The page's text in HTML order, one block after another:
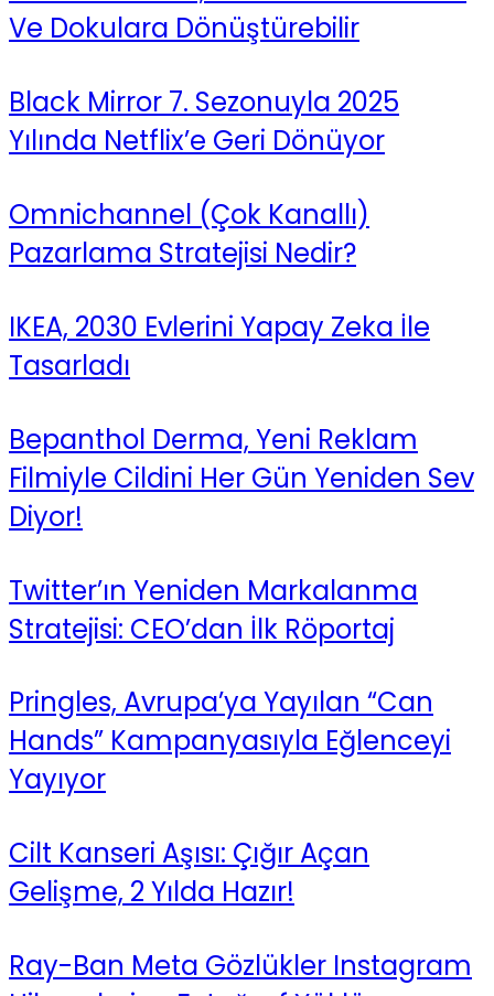
Ve Dokulara Dönüştürebilir
Black Mirror 7. Sezonuyla 2025
Yılında Netflix’e Geri Dönüyor
Omnichannel (Çok Kanallı)
Pazarlama Stratejisi Nedir?
IKEA, 2030 Evlerini Yapay Zeka İle
Tasarladı
Bepanthol Derma, Yeni Reklam
Filmiyle Cildini Her Gün Yeniden Sev
Diyor!
Twitter’ın Yeniden Markalanma
Stratejisi: CEO’dan İlk Röportaj
Pringles, Avrupa’ya Yayılan “Can
Hands” Kampanyasıyla Eğlenceyi
Yayıyor
Cilt Kanseri Aşısı: Çığır Açan
Gelişme, 2 Yılda Hazır!
Ray-Ban Meta Gözlükler Instagram